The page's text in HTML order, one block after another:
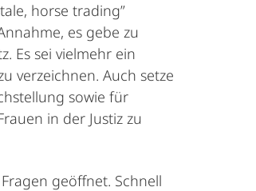
horse trading”
es gebe zu
Es sei vielmehr ein
verzeichnen. Auch setze
sowie für
in der Justiz zu
geöffnet. Schnell